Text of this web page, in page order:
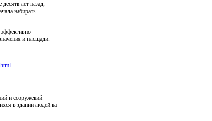
лет назад,
набирать
эффективно
и площади.
и сооружений
в здании людей на